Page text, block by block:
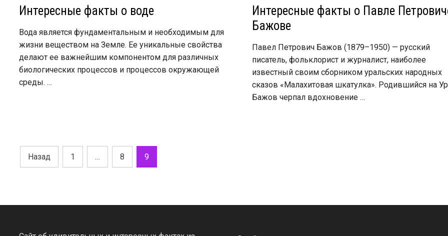
Интересные факты о воде
Вода является фундаментальным и необходимым для
жизни веществом на Земле. Ее уникальные свойства
делают ее важнейшим компонентом для различных
биологических процессов и процессов окружающей
среды. …
Интересные факты о Павле
Бажове
Павел Петрович Бажов (1879–1950) — русский
писатель, фольклорист и журналист, наиболее
известный своим сборником уральских народных
сказов «Малахитовая шкатулка». Родившийся на
Бажов черпал вдохновение …
Пагинация
записей
Назад 1 … 8 9